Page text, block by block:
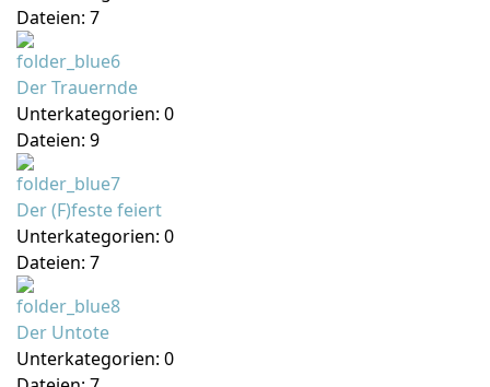
Dateien: 7
Der Trauernde
Unterkategorien: 0
Dateien: 9
Der (F)feste feiert
Unterkategorien: 0
Dateien: 7
Der Untote
Unterkategorien: 0